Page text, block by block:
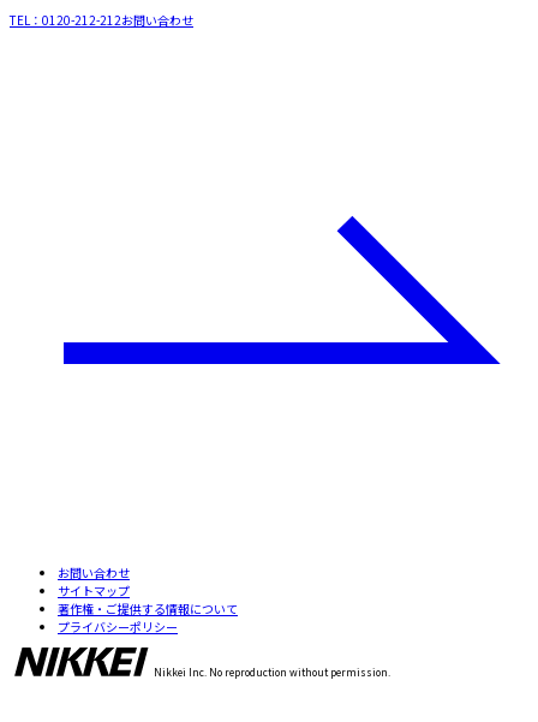
TEL： 0120-212-212お問い合わせ
お問い合わせ
サイトマップ
著作権・ご提供する情報について
プライバシーポリシー
Nikkei Inc. No reproduction without permission.